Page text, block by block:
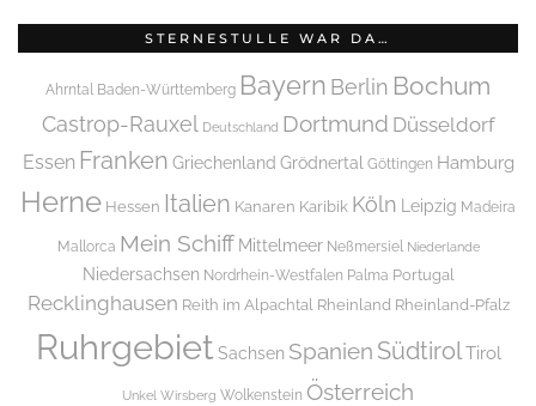
STERNESTULLE WAR DA…
Ahrntal Baden-Württemberg Bayern Berlin Bochum
Castrop-Rauxel Deutschland Dortmund Düsseldorf
Essen Franken Griechenland Grödnertal Göttingen Hamburg
Herne Hessen Italien Kanaren Karibik Köln Leipzig Madeira
Mallorca Mein Schiff Mittelmeer Neßmersiel Niederlande
Niedersachsen Nordrhein-Westfalen Palma Portugal
Recklinghausen Reith im Alpachtal Rheinland Rheinland-Pfalz
Ruhrgebiet Sachsen Spanien SüdtirolTirol
Unkel Wirsberg Wolkenstein Österreich